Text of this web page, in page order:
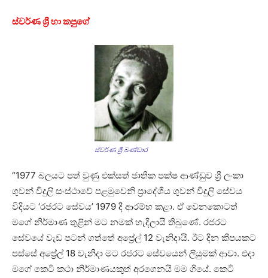
ස්වර්ණ ශ්‍රී හා කපුගේ
ස්වර්ණ ශ්‍රී බණ්ඩාර
“1977 බලයට පත් වුණු එක්සත් ජාතික පක්ෂ ආණ්ඩුව ශ්‍රී ලංකා
ගුවන් විදුලි සංස්ථාවේ පළමුවෙනි ප්‍රාදේශීය ගුවන් විදුලි සේවය
විදියට ‘රජරට සේවය’ 1979 දී ආරම්භ කළා. ඒ වෙනකොටත්
මගේ නිර්මාණ තුළින් මට නමක් හැදිලායි තිබුණේ. රජරට
සේවයේ වැඩ පටන් ගත්තේ අප්‍රේල් 12 වැනිදායි. ඊට දින කීපයකට
පස්සේ අප්‍රේල් 18 වැනිදා මට රජරට සේවයෙන් ලියුමක් ආවා. එදා
මගේ කෙටි කථා නිර්මාණයකුත් අරගෙනයි මම ගියේ. කෙටි